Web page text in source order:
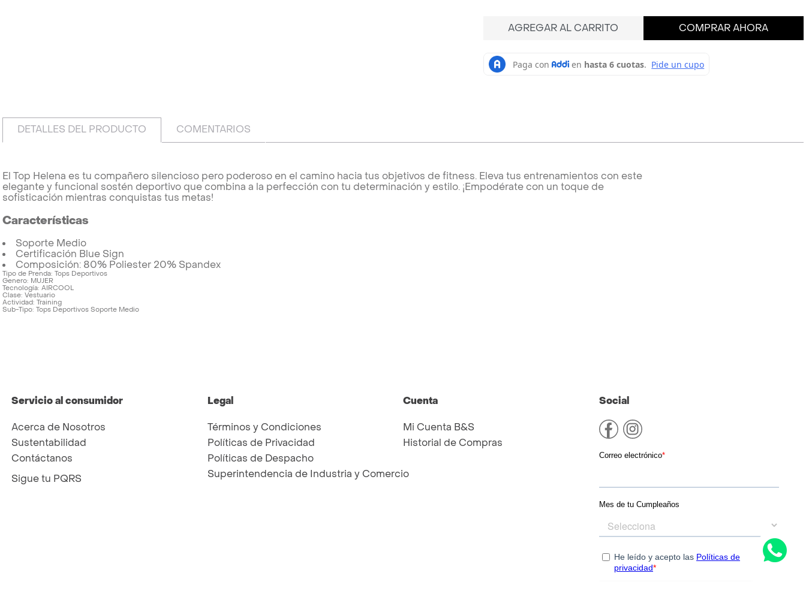
AGREGAR AL CARRITO COMPRAR AHORA
DETALLES DEL PRODUCTO COMENTARIOS
El Top Helena es tu compañero silencioso pero poderoso en el camino hacia tus objetivos de fitness. Eleva tus entrenamientos con este
elegante y funcional sostén deportivo que combina a la perfección con tu determinación y estilo. ¡Empodérate con un toque de
sofisticación mientras conquistas tus metas!
Características
Soporte Medio
Certificación Blue Sign
Composición: 80% Poliester 20% Spandex
Tipo de Prenda Tops Deportivos
Genero MUJER
Tecnología AIRCOOL
Clase Vestuario
Actividad Training
Sub-Tipo Tops Deportivos Soporte Medio
Servicio al consumidor
Acerca de Nosotros
Sustentabilidad
Contáctanos
Sigue tu PQRS
Legal
Términos y Condiciones
Políticas de Privacidad
Políticas de Despacho
Superintendencia de Industria y Comercio
Cuenta
Mi Cuenta B&S
Historial de Compras
Social